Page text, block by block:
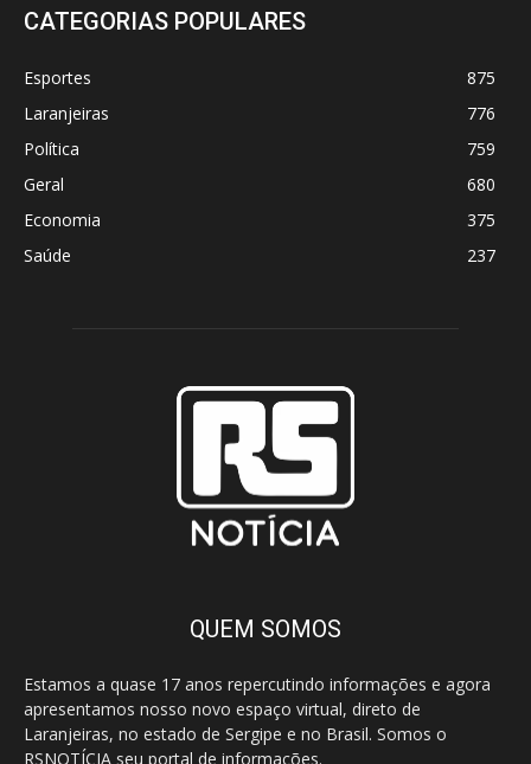
CATEGORIAS POPULARES
Esportes
875
Laranjeiras
776
Política
759
Geral
680
Economia
375
Saúde
237
QUEM SOMOS
Estamos a quase 17 anos repercutindo informações e agora
apresentamos nosso novo espaço virtual, direto de
Laranjeiras, no estado de Sergipe e no Brasil. Somos o
RSNOTÍCIA seu portal de informações.